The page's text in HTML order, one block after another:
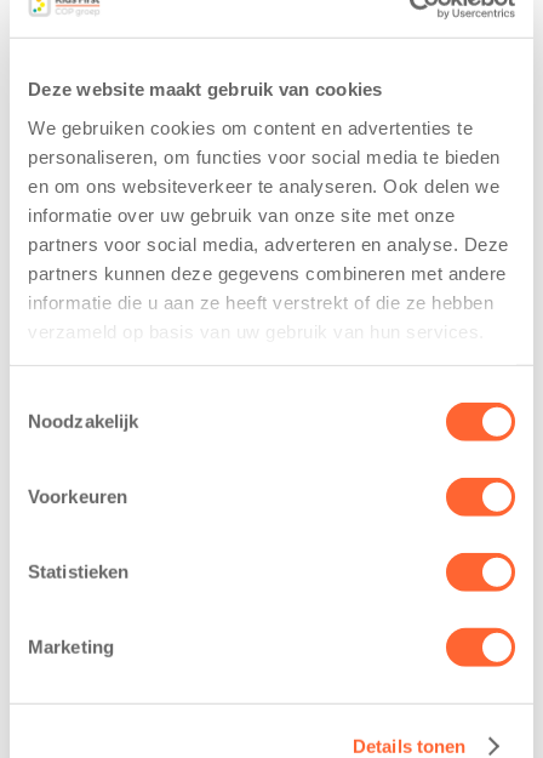
Deze website maakt gebruik van cookies
We gebruiken cookies om content en advertenties te
personaliseren, om functies voor social media te bieden
en om ons websiteverkeer te analyseren. Ook delen we
informatie over uw gebruik van onze site met onze
partners voor social media, adverteren en analyse. Deze
partners kunnen deze gegevens combineren met andere
informatie die u aan ze heeft verstrekt of die ze hebben
verzameld op basis van uw gebruik van hun services.
Noodzakelijk
Voorkeuren
Statistieken
Marketing
Details tonen
Kinderen BSO
De
Westerburcht
trainen alvast
voor Kids First
Mini 4 Mijl
7 augustus 2026
2026 – Kinderen
van BSO De
Eelde trainden
voor de Kids First
Kids First
tekent
koopcontract
voor nieuw
kindcentrum in
wijk Wiarda in
Leeuwarden
11 juni 2026
realisatie van een
Leeuwarden Zuid.